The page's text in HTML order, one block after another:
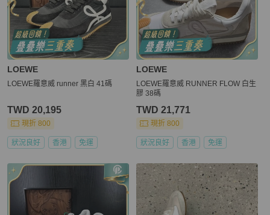
LOEWE
LOEWE羅意威 runner 黑白 41碼
TWD 20,195
現折 800
狀況良好 香港 免運
LOEWE
LOEWE羅意威 RUNNER FLOW 白生
膠 38碼
TWD 21,771
現折 800
狀況良好 香港 免運